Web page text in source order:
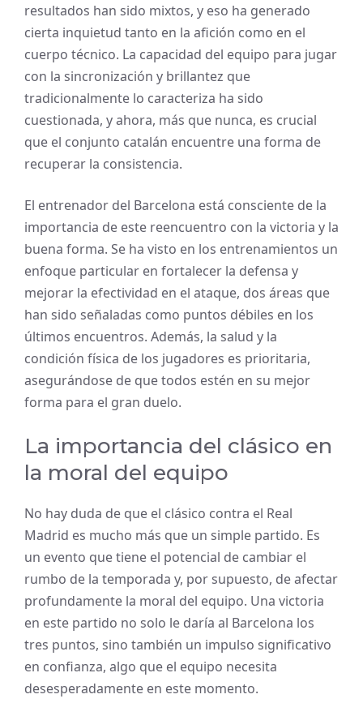
resultados han sido mixtos, y eso ha generado
cierta inquietud tanto en la afición como en el
cuerpo técnico. La capacidad del equipo para jugar
con la sincronización y brillantez que
tradicionalmente lo caracteriza ha sido
cuestionada, y ahora, más que nunca, es crucial
que el conjunto catalán encuentre una forma de
recuperar la consistencia.
El entrenador del Barcelona está consciente de la
importancia de este reencuentro con la victoria y la
buena forma. Se ha visto en los entrenamientos un
enfoque particular en fortalecer la defensa y
mejorar la efectividad en el ataque, dos áreas que
han sido señaladas como puntos débiles en los
últimos encuentros. Además, la salud y la
condición física de los jugadores es prioritaria,
asegurándose de que todos estén en su mejor
forma para el gran duelo.
La importancia del clásico en
la moral del equipo
No hay duda de que el clásico contra el Real
Madrid es mucho más que un simple partido. Es
un evento que tiene el potencial de cambiar el
rumbo de la temporada y, por supuesto, de afectar
profundamente la moral del equipo. Una victoria
en este partido no solo le daría al Barcelona los
tres puntos, sino también un impulso significativo
en confianza, algo que el equipo necesita
desesperadamente en este momento.